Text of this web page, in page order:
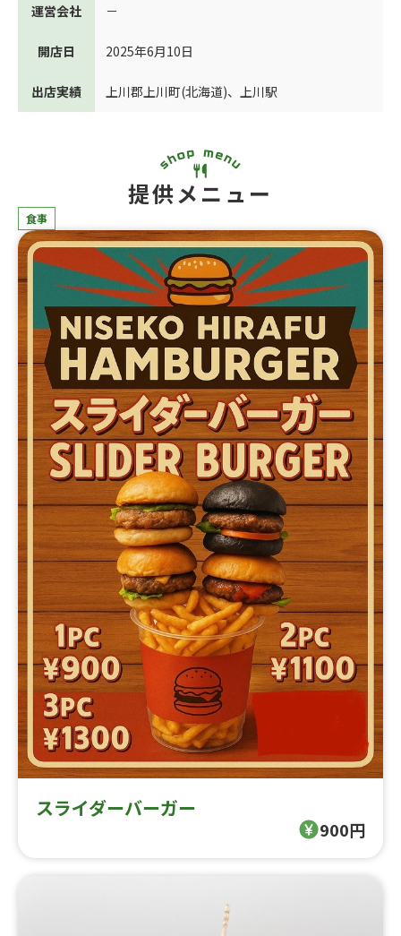
運営会社 －
開店日 2025年6月10日
出店実績 上川郡上川町(北海道)、 上川駅
提供メニュー
食事
スライダーバーガー
900円